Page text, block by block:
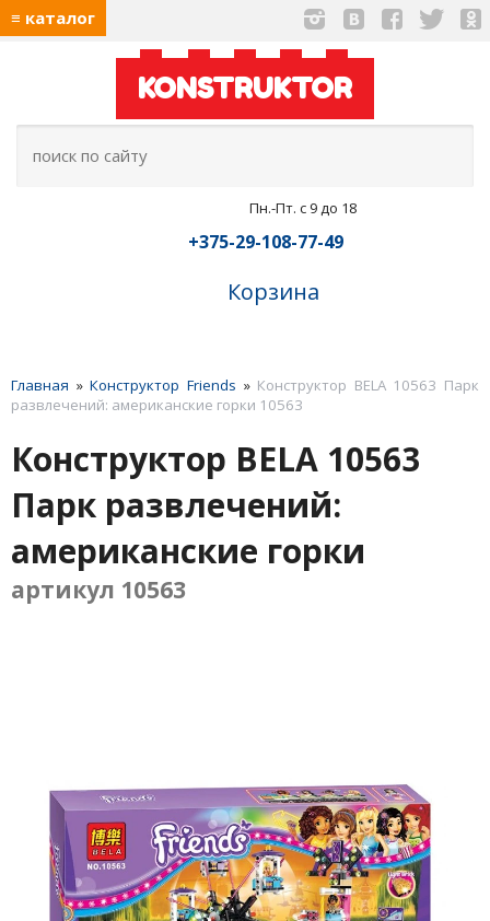
≡ каталог
KONSTRUKTOR
Пн.-Пт. с 9 до 18
+375-29-108-77-49
Корзина
Главная » Конструктор Friends » Конструктор BELA 10563 Парк
развлечений: американские горки 10563
Конструктор BELA 10563
Парк развлечений:
американские горки
артикул 10563